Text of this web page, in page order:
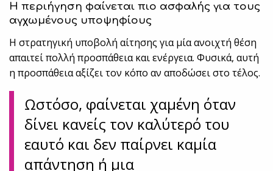
Η περιήγηση φαίνεται πιο ασφαλής για τους
αγχωμένους υποψηφίους
Η στρατηγική υποβολή αίτησης για μία ανοιχτή θέση
απαιτεί πολλή προσπάθεια και ενέργεια. Φυσικά, αυτή
η προσπάθεια αξίζει τον κόπο αν αποδώσει στο τέλος.
Ωστόσο, φαίνεται χαμένη όταν
δίνει κανείς τον καλύτερό του
εαυτό και δεν παίρνει καμία
απάντηση ή μια